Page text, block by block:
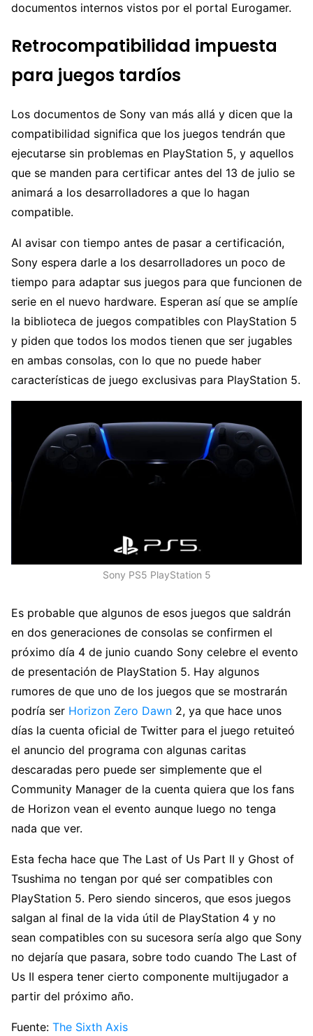
documentos internos vistos por el portal Eurogamer.
Retrocompatibilidad impuesta
para juegos tardíos
Los documentos de Sony van más allá y dicen que la
compatibilidad significa que los juegos tendrán que
ejecutarse sin problemas en PlayStation 5, y aquellos
que se manden para certificar antes del 13 de julio se
animará a los desarrolladores a que lo hagan
compatible.
Al avisar con tiempo antes de pasar a certificación,
Sony espera darle a los desarrolladores un poco de
tiempo para adaptar sus juegos para que funcionen de
serie en el nuevo hardware. Esperan así que se amplíe
la biblioteca de juegos compatibles con PlayStation 5
y piden que todos los modos tienen que ser jugables
en ambas consolas, con lo que no puede haber
características de juego exclusivas para PlayStation 5.
Sony PS5 PlayStation 5
Es probable que algunos de esos juegos que saldrán
en dos generaciones de consolas se confirmen el
próximo día 4 de junio cuando Sony celebre el evento
de presentación de PlayStation 5. Hay algunos
rumores de que uno de los juegos que se mostrarán
podría ser Horizon Zero Dawn 2, ya que hace unos
días la cuenta oficial de Twitter para el juego retuiteó
el anuncio del programa con algunas caritas
descaradas pero puede ser simplemente que el
Community Manager de la cuenta quiera que los fans
de Horizon vean el evento aunque luego no tenga
nada que ver.
Esta fecha hace que The Last of Us Part II y Ghost of
Tsushima no tengan por qué ser compatibles con
PlayStation 5. Pero siendo sinceros, que esos juegos
salgan al final de la vida útil de PlayStation 4 y no
sean compatibles con su sucesora sería algo que Sony
no dejaría que pasara, sobre todo cuando The Last of
Us II espera tener cierto componente multijugador a
partir del próximo año.
Fuente: The Sixth Axis